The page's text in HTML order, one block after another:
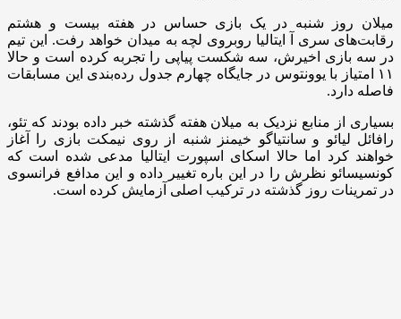
میلان روز شنبه در یک بازی حساس در هفته بیست و هشتم
رقابت‌های سری آ ایتالیا روبروی لچه به میدان خواهد رفت. این تیم
در سه بازی اخیرش، سه شکست پیاپی را تجربه کرده است و حالا
۱۱ امتیاز با یوونتوس در جایگاه چهارم جدول رده‌بندی این مسابقات
فاصله دارد.
بسیاری از منابع نزدیک به میلان هفته گذشته خبر داده بودند که تئو،
رافائل لیائو و سانتیاگو خیمنز شنبه از روی نیمکت بازی را آغاز
خواهند کرد اما حالا اسکای اسپورت ایتالیا مدعی شده است که
کونسیسائو نظرش را در این باره تغییر داده و این مدافع فرانسوی
در تمرینات روز گذشته در ترکیب اصلی آزمایش کرده است.